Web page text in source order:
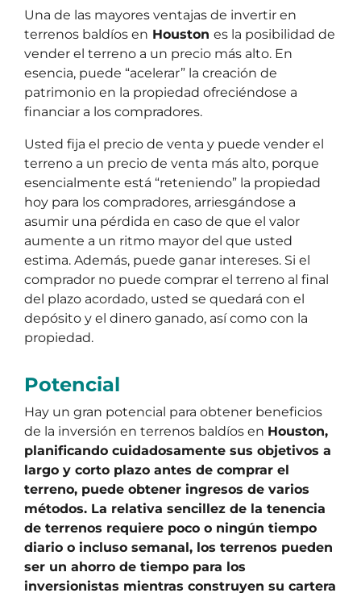
Una de las mayores ventajas de invertir en
terrenos baldíos en Houston es la posibilidad de
vender el terreno a un precio más alto. En
esencia, puede “acelerar” la creación de
patrimonio en la propiedad ofreciéndose a
financiar a los compradores.
Usted fija el precio de venta y puede vender el
terreno a un precio de venta más alto, porque
esencialmente está “reteniendo” la propiedad
hoy para los compradores, arriesgándose a
asumir una pérdida en caso de que el valor
aumente a un ritmo mayor del que usted
estima. Además, puede ganar intereses. Si el
comprador no puede comprar el terreno al final
del plazo acordado, usted se quedará con el
depósito y el dinero ganado, así como con la
propiedad.
Potencial
Hay un gran potencial para obtener beneficios
de la inversión en terrenos baldíos en Houston,
planificando cuidadosamente sus objetivos a
largo y corto plazo antes de comprar el
terreno, puede obtener ingresos de varios
métodos. La relativa sencillez de la tenencia
de terrenos requiere poco o ningún tiempo
diario o incluso semanal, los terrenos pueden
ser un ahorro de tiempo para los
inversionistas mientras construyen su cartera